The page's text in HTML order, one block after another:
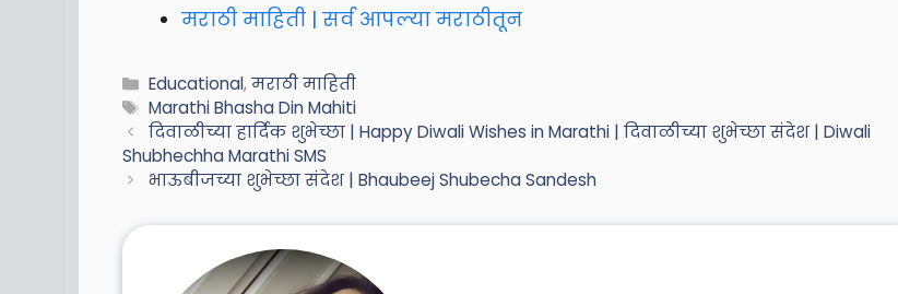
मराठी माहिती | सर्व आपल्या मराठीतून
Categories
Educational,मराठी माहिती
Tags
Marathi Bhasha Din Mahiti
दिवाळीच्या हार्दिक शुभेच्छा | Happy Diwali Wishes in Marathi | दिवाळीच्या शुभेच्छा संदेश | Diwali
Shubhechha Marathi SMS
भाऊबीजच्या शुभेच्छा संदेश | Bhaubeej Shubecha Sandesh